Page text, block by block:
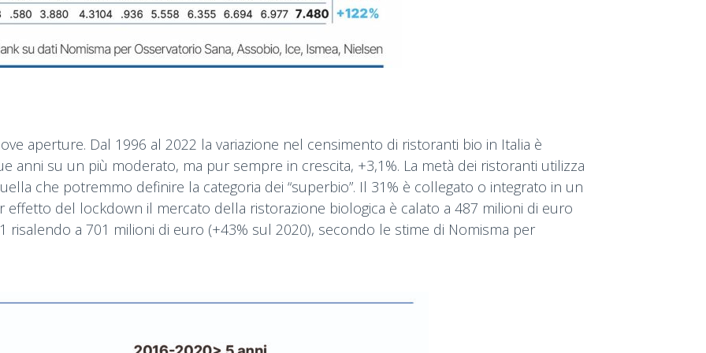
aperture. Dal 1996 al 2022 la variazione nel censimento di ristoranti bio in Italia è
anni su un più moderato, ma pur sempre in crescita, +3,1%. La metà dei ristoranti utilizza
che potremmo definire la categoria dei “superbio”. Il 31% è collegato o integrato in un
effetto del lockdown il mercato della ristorazione biologica è calato a 487 milioni di euro
a 701 milioni di euro (+43% sul 2020), secondo le stime di Nomisma per